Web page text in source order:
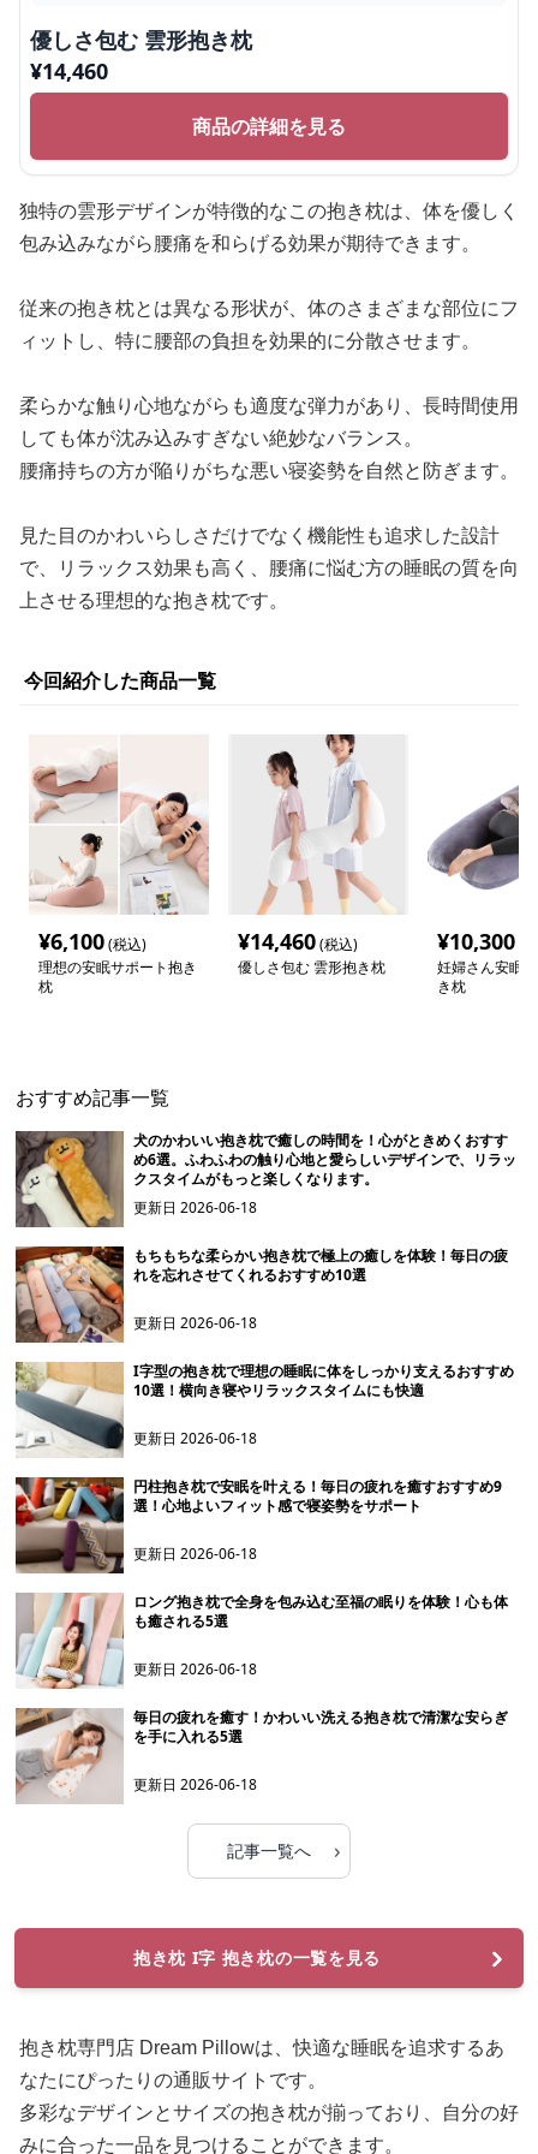
優しさ包む 雲形抱き枕
¥14,460
商品の詳細を見る
独特の雲形デザインが特徴的なこの抱き枕は、体を優しく
包み込みながら腰痛を和らげる効果が期待できます。
従来の抱き枕とは異なる形状が、体のさまざまな部位にフ
ィットし、特に腰部の負担を効果的に分散させます。
柔らかな触り心地ながらも適度な弾力があり、長時間使用
しても体が沈み込みすぎない絶妙なバランス。
腰痛持ちの方が陥りがちな悪い寝姿勢を自然と防ぎます。
見た目のかわいらしさだけでなく機能性も追求した設計
で、リラックス効果も高く、腰痛に悩む方の睡眠の質を向
上させる理想的な抱き枕です。
今回紹介した商品一覧
¥6,100(税込)
理想の安眠サポート抱き
枕
¥14,460(税込)
優しさ包む 雲形抱き枕
¥10,300
妊婦さん安眠
き枕
おすすめ記事一覧
犬のかわいい抱き枕で癒しの時間を！心がときめくおすす
め6選。ふわふわの触り心地と愛らしいデザインで、リラッ
クスタイムがもっと楽しくなります。
更新日2026-06-18
もちもちな柔らかい抱き枕で極上の癒しを体験！毎日の疲
れを忘れさせてくれるおすすめ10選
更新日2026-06-18
I字型の抱き枕で理想の睡眠に体をしっかり支えるおすすめ
10選！横向き寝やリラックスタイムにも快適
更新日2026-06-18
円柱抱き枕で安眠を叶える！毎日の疲れを癒すおすすめ9
選！心地よいフィット感で寝姿勢をサポート
更新日2026-06-18
ロング抱き枕で全身を包み込む至福の眠りを体験！心も体
も癒される5選
更新日2026-06-18
毎日の疲れを癒す！かわいい洗える抱き枕で清潔な安らぎ
を手に入れる5選
更新日2026-06-18
記事一覧へ ›
抱き枕 I字 抱き枕の一覧を見る
抱き枕専門店 Dream Pillowは、快適な睡眠を追求するあ
なたにぴったりの通販サイトです。
多彩なデザインとサイズの抱き枕が揃っており、自分の好
みに合った一品を見つけることができます。